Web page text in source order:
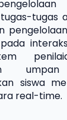
tugas
siswa
real-time.